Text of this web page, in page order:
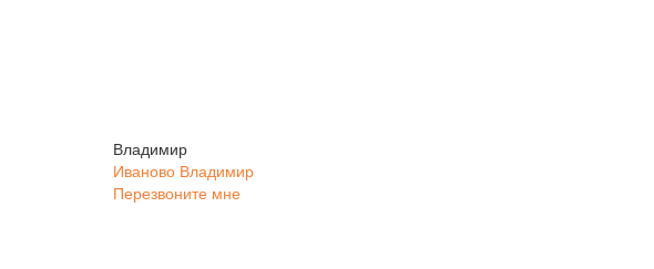
Владимир
Иваново Владимир
Перезвоните мне